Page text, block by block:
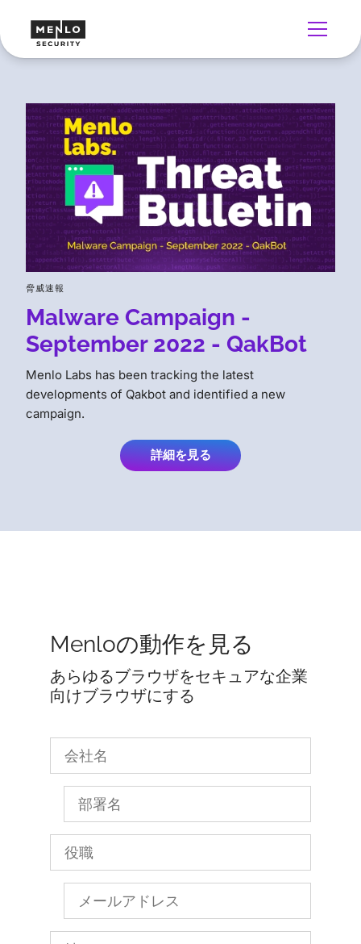
脅威速報
Malware Campaign -
September 2022 - QakBot
Menlo Labs has been tracking the latest
developments of Qakbot and identified a new
campaign.
詳細を見る
Menloの動作を見る
あらゆるブラウザをセキュアな企業
向けブラウザにする